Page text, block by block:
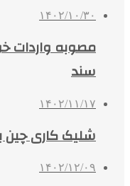
۱۴۰۲/۱۰/۳۰
مصوبه واردات
سند
۱۴۰۲/۱۱/۱۷
شلیک کاری چین
۱۴۰۲/۱۲/۰۹